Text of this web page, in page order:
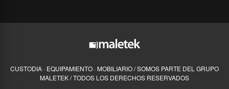
CUSTODIA · EQUIPAMIENTO · MOBILIARIO / SOMOS PARTE DEL GRUPO
MALETEK / TODOS LOS DERECHOS RESERVADOS